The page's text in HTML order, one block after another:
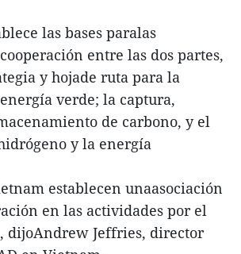
las bases paralas
entre las dos partes,
y hojade ruta para la
verde; la captura,
de carbono, y el
y la energía
establecen unaasociación
en las actividades por el
dijoAndrew Jeffries, director